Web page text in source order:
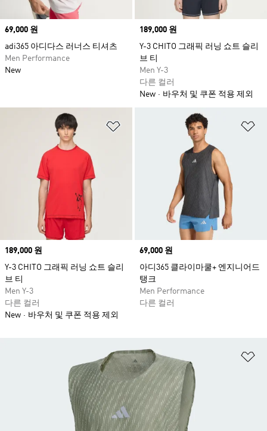
Price
69,000 원
adi365 아디다스 러너스 티셔츠
Men Performance
New
Price
189,000 원
Y-3 CHITO 그래픽 러닝 쇼트 슬리
브 티
Men Y-3
다른 컬러
New
바우처 및 쿠폰 적용 제외
위시리스트 담기
Price
189,000 원
Y-3 CHITO 그래픽 러닝 쇼트 슬리
브 티
Men Y-3
다른 컬러
New
바우처 및 쿠폰 적용 제외
Price
69,000 원
아디365 클라이마쿨+ 엔지니어드
탱크
Men Performance
다른 컬러